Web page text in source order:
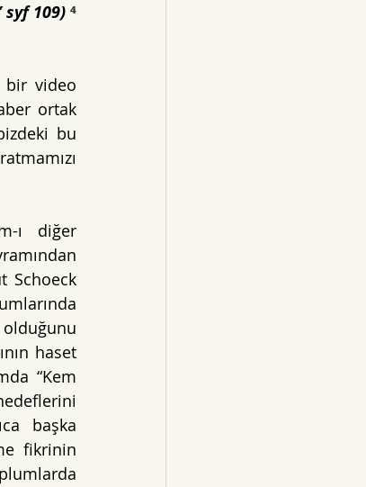
syf 109) ⁴
bir video
ortak
bu
ı diğer
Schoeck
haset
“Kem
başka
fikrinin